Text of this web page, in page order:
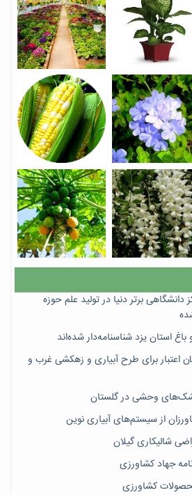
تهران در جمع ۳ مرکز دانشگاهی برتر دنیا در تولید علم حوزه
تومان اعتبار برای طرح آبیاری و زهکشی غرب و
وحشی در گلستان
از سیستم‌های آبیاری نوین
جهاد کشاورزی
کشاورزی